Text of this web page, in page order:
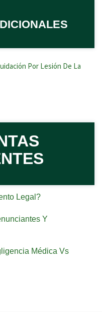
Por Lesión De La
Legal?
Y
Médica Vs